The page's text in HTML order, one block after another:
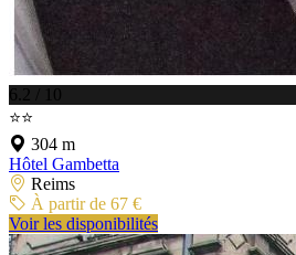
6.2 / 10
⭐⭐
304 m
Hôtel Gambetta
Reims
À partir de 67 €
Voir les disponibilités